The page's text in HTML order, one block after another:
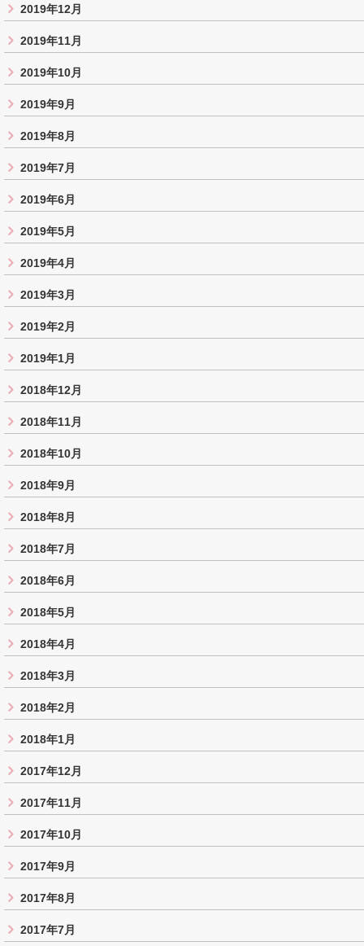
2019年12月
2019年11月
2019年10月
2019年9月
2019年8月
2019年7月
2019年6月
2019年5月
2019年4月
2019年3月
2019年2月
2019年1月
2018年12月
2018年11月
2018年10月
2018年9月
2018年8月
2018年7月
2018年6月
2018年5月
2018年4月
2018年3月
2018年2月
2018年1月
2017年12月
2017年11月
2017年10月
2017年9月
2017年8月
2017年7月